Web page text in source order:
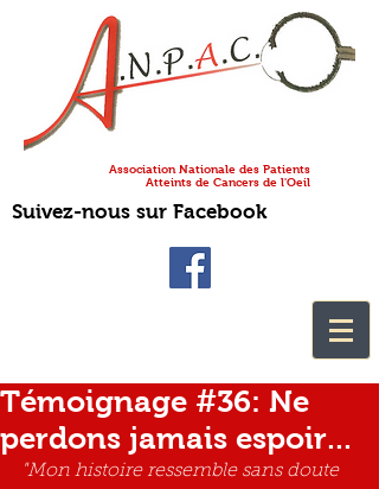
Association Nationale des Patients
Atteints de Cancers de l'Oeil
Suivez-nous sur Facebook
Témoignage #36: Ne
perdons jamais espoir...
"Mon histoire ressemble sans doute